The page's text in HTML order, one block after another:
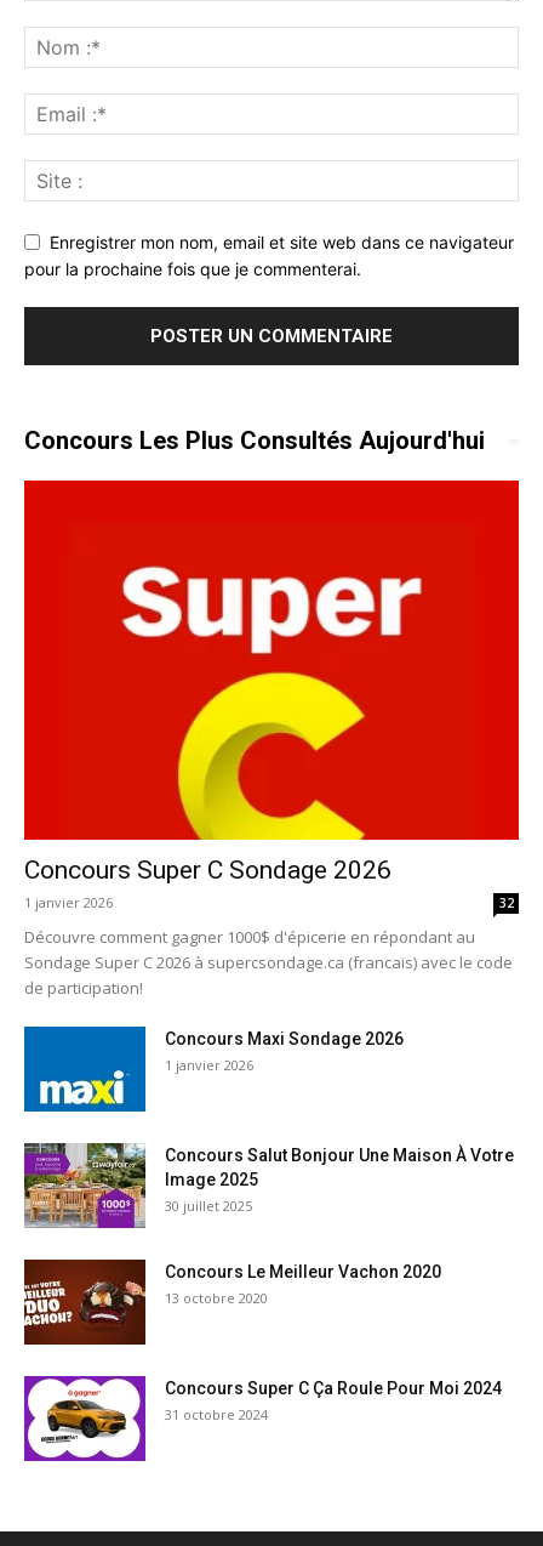
Enregistrer mon nom, email et site web dans ce navigateur
pour la prochaine fois que je commenterai.
Concours Les Plus Consultés Aujourd'hui
Concours Super C Sondage 2026
1 janvier 2026 32
Découvre comment gagner 1000$ d'épicerie en répondant au
Sondage Super C 2026 à supercsondage.ca (francais) avec le code
de participation!
Concours Maxi Sondage 2026
1 janvier 2026
Concours Salut Bonjour Une Maison À Votre
Image 2025
30 juillet 2025
Concours Le Meilleur Vachon 2020
13 octobre 2020
Concours Super C Ça Roule Pour Moi 2024
31 octobre 2024